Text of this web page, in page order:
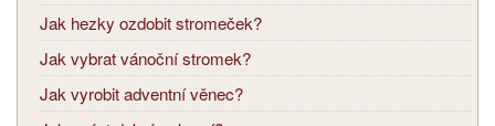
Jak hezky ozdobit stromeček?
Jak vybrat vánoční stromek?
Jak vyrobit adventní věnec?